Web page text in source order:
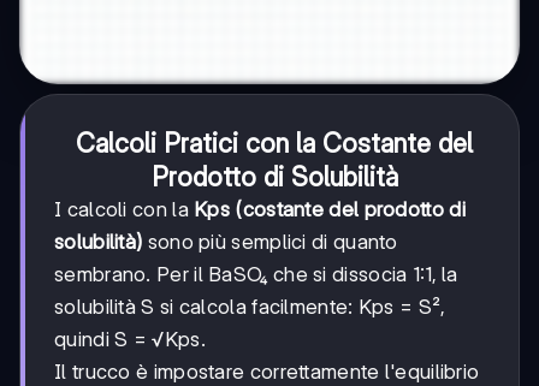
Calcoli Pratici con la Costante del
Prodotto di Solubilità
I calcoli con la Kps (costante del prodotto di
solubilità) sono più semplici di quanto
sembrano. Per il BaSO₄ che si dissocia 1:1, la
solubilità S si calcola facilmente: Kps = S²,
quindi S = √Kps.
Il trucco è impostare correttamente l'equilibrio